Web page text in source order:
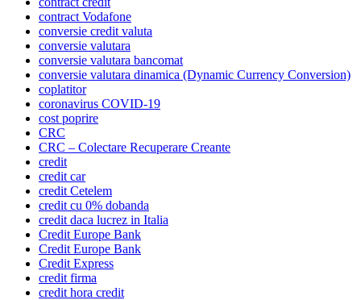
contract Vodafone
conversie credit valuta
conversie valutara
conversie valutara bancomat
conversie valutara dinamica (Dynamic Currency Conversion)
coplatitor
coronavirus COVID-19
cost poprire
CRC
CRC – Colectare Recuperare Creante
credit
credit car
credit Cetelem
credit cu 0% dobanda
credit daca lucrez in Italia
Credit Europe Bank
Credit Europe Bank
Credit Express
credit firma
credit hora credit